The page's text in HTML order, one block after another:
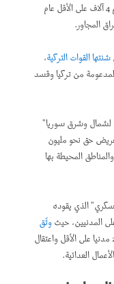
سهّلت عودة حوالي 9 ألاف من مواطنيها، من بينهم 4 آلاف على الأقل عام
شنتها القوات التركية،
من تركيا وقسد
لشمال وشرق سوريا"
حق نحو مليون
المحيطة بها
الذي يقوده
المدنيين، حيثوثّق
"مكتب المفوض السامي لحقوق الإنسان" مقتل 23 مدنيا على الأقل واعتقال
العدائية.